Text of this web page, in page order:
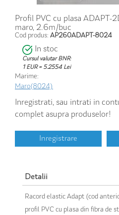
Profil PVC cu plasa ADAPT-
maro, 2.6m/buc
Cod produs: AP260ADAPT-8024
In stoc
Cursul valutar BNR:
1 EUR = 5.2554 Lei
Marime:
Maro(8024)
Inregistrati, sau intrati in
complet asupra produselor!
Inregistrare
Detalii
Racord elastic Adapt (cod
profil PVC cu plasa din fibra de